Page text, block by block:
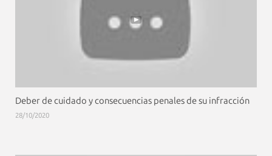
Deber de cuidado y consecuencias penales de su infracción
28/10/2020